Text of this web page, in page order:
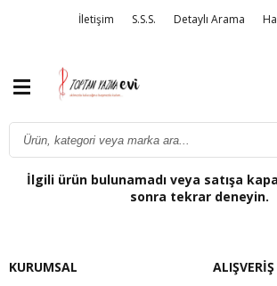
İletişim S.S.S. Detaylı Arama
İlgili ürün bulunamadı veya satışa
sonra tekrar deneyin.
KURUMSAL ALIŞVERİŞ